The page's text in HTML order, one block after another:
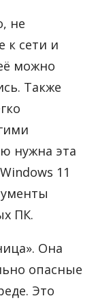
не
к сети и
можно
Также
нужна эта
11
ПК.
Она
опасные
Это